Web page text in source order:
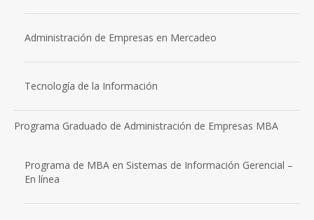
Administración de Empresas en Mercadeo
Tecnología de la Información
Programa Graduado de Administración de Empresas MBA
Programa de MBA en Sistemas de Información Gerencial –
En línea